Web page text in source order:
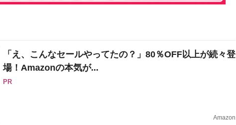
「え、こんなセールやってたの？」80％OFF以上が続々登
場！Amazonの本気が...
PR
Amazon